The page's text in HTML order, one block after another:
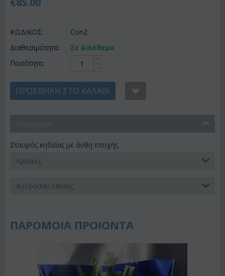
ΚΩΔΙΚΟΣ:
Con2
Διαθεσιμότητα:
Σε Απόθεμα
Ποσότητα:
ΠΡΟΣΘΉΚΗ ΣΤΟ ΚΑΛΆΘΙ
Σταυρός κηδείας με άνθη εποχής.
Κριτικές
Αγόρασαν επίσης
ΠΑΡΟΜΟΙΑ ΠΡΟΙΟΝΤΑ